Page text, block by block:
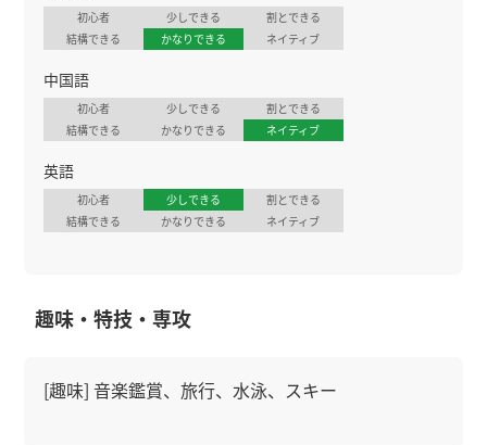
初心者 少しできる
割とできる
結構できる
かなりできる ネイティブ
中国語
初心者 少しできる
割とできる
結構できる
かなりできる ネイティブ
英語
初心者 少しできる
割とできる
結構できる
かなりできる ネイティブ
趣味・特技・専攻
[趣味] 音楽鑑賞、旅行、水泳、スキー